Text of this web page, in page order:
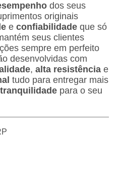
dos seus
originais
e confiabilidadeque só
seus clientes
sempre em perfeito
desenvolvidas com
, alta resistênciae
tudo para entregar mais
tranquilidadepara o seu